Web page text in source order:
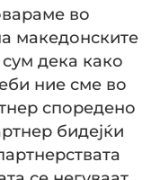
во
македонските
дека како
ние сме во
споредено
бидејќи